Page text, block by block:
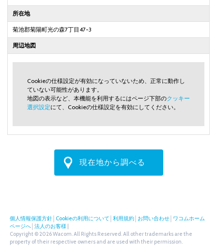
所在地
菊池郡菊陽町光の森7丁目47-3
周辺地図
Cookieの仕様設定が有効になっていないため、正常に動作し
ていない可能性があります。
地図の表示など、本機能を利用するにはページ下部のクッキー
選択設定にて、Cookieの仕様設定を有効にしてください。
現在地から調べる
個人情報保護方針 Cookieの利用について 利用規約 お問い合わせ ワコムホーム
ページへ 法人のお客様
Copyright © 2026 Wacom. All Rights Reserved. All other trademarks are the
property of their respective owners and are used with their permission.